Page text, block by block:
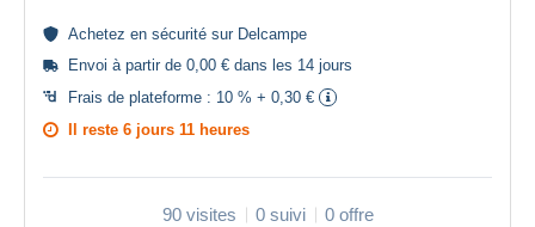
Achetez en sécurité sur Delcampe
Envoi à partir de 0,00 € dans les 14 jours
Frais de plateforme : 10 % + 0,30 €
Il reste 6 jours 11 heures
90 visites 0 suivi 0 offre